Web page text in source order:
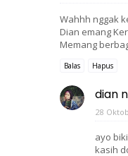
Wahhh nggak
Dian emang
Memang
Balas Hapus
dian
28
ayo
kasih